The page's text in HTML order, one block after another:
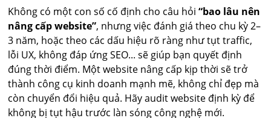
Không có một con số cố định cho câu hỏi“bao lâu nên
nâng cấp website”, nhưng việc đánh giá theo chu kỳ 2–
3 năm, hoặc theo các dấu hiệu rõ ràng như tụt traffic,
lỗi UX, không đáp ứng SEO... sẽ giúp bạn quyết định
đúng thời điểm. Một website nâng cấp kịp thời sẽ trở
thành công cụ kinh doanh mạnh mẽ, không chỉ đẹp mà
còn chuyển đổi hiệu quả. Hãy audit website định kỳ để
không bị tụt hậu trước làn sóng công nghệ mới.